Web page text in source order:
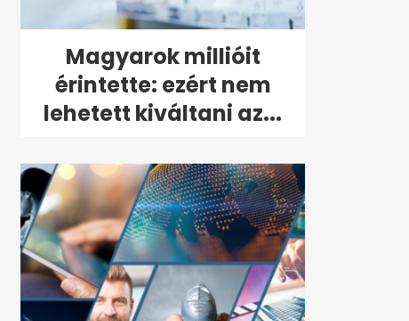
Magyarok millióit
érintette: ezért nem
lehetett kiváltani az...